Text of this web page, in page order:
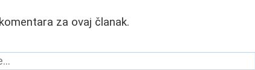
za ovaj članak.